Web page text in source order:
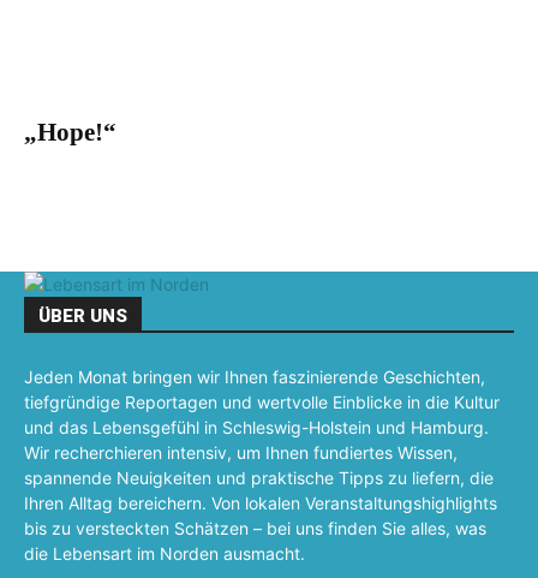
„Hope!“
ÜBER UNS
Jeden Monat bringen wir Ihnen faszinierende Geschichten,
tiefgründige Reportagen und wertvolle Einblicke in die Kultur
und das Lebensgefühl in Schleswig-Holstein und Hamburg.
Wir recherchieren intensiv, um Ihnen fundiertes Wissen,
spannende Neuigkeiten und praktische Tipps zu liefern, die
Ihren Alltag bereichern. Von lokalen Veranstaltungshighlights
bis zu versteckten Schätzen – bei uns finden Sie alles, was
die Lebensart im Norden ausmacht.